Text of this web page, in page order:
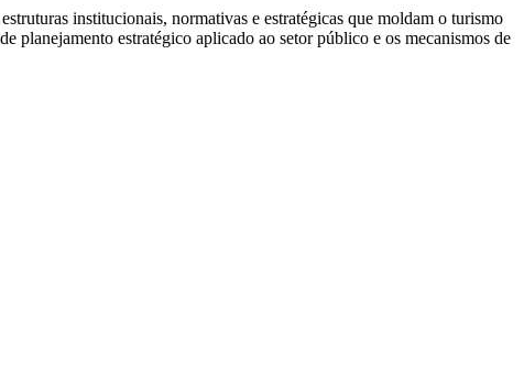
institucionais, normativas e estratégicas que moldam o turismo
estratégico aplicado ao setor público e os mecanismos de